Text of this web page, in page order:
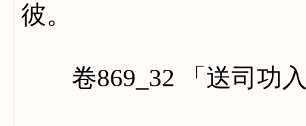
彼。
卷869_32 「送司功入